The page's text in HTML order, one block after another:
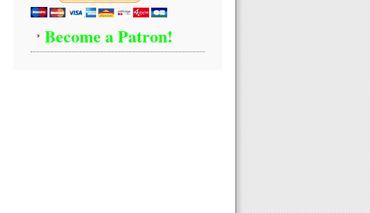
Become a Patron!